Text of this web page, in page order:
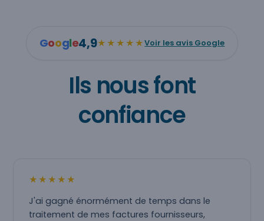
Google4,9★★★★★Voir les avis Google
Ils nous font
confiance
★★★★★
J'ai gagné énormément de temps dans le
traitement de mes factures fournisseurs,